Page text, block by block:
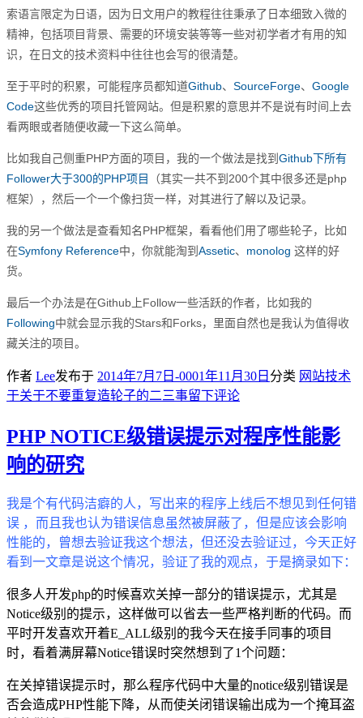
索语言限定为日语，因为日文用户的教程往往秉承了日本细致入微的
精神，包括项目背景、需要的环境安装等等一些对初学者才有用的知
识，在日文的技术资料中往往也会写的很清楚。
至于平时的积累，可能程序员都知道Github、 SourceForge、 Google
Code这些优秀的项目托管网站。但是积累的意思并不是说有时间上去
看两眼或者随便收藏一下这么简单。
比如我自己侧重PHP方面的项目，我的一个做法是找到 Github下所有
Follower大于300的PHP项目
（其实一共不到200个其中很多还是php
框架），然后一个一个像扫货一样，对其进行了解以及记录。
我的另一个做法是查看知名PHP框架，看看他们用了哪些轮子，比如
在Symfony Reference中，你就能淘到 Assetic、 monolog 这样的好
货。
最后一个办法是在Github上Follow一些活跃的作者，比如我的
Following中就会显示我的Stars和Forks，里面自然也是我认为值得收
藏关注的项目。
作者 Lee发布于 2014年7月7日 -0001年11月30日 分类 网站技术
于关于不要重复造轮子的二三事留下评论
PHP NOTICE级错误提示对程序性能影
响的研究
我是个有代码洁癖的人，写出来的程序上线后不想见到任何错
误 ，而且我也认为错误信息虽然被屏蔽了，但是应该会影响
性能的，曾想去验证我这个想法，但还没去验证过，今天正好
看到一文章是说这个情况，验证了我的观点，于是摘录如下：
很多人开发php的时候喜欢关掉一部分的错误提示，尤其是
Notice级别的提示，这样做可以省去一些严格判断的代码。而
平时开发喜欢开着E_ALL级别的我今天在接手同事的项目
时，看着满屏幕Notice错误时突然想到了1个问题：
在关掉错误提示时，那么程序代码中大量的notice级别错误是
否会造成PHP性能下降，从而使关闭错误输出成为一个掩耳盗